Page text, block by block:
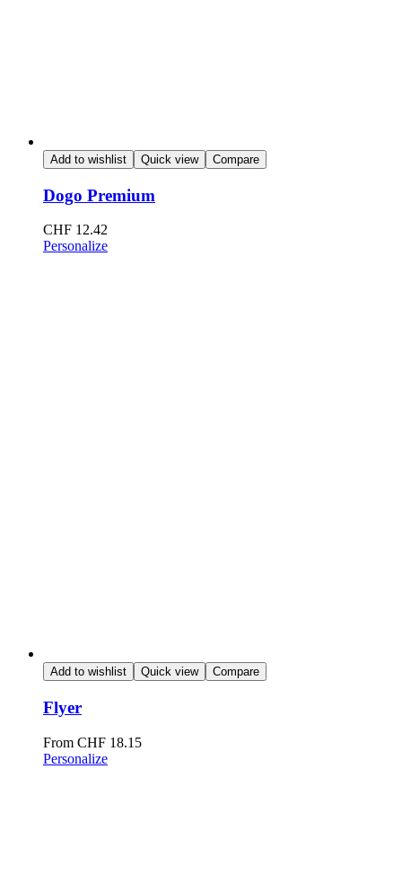
Add to wishlist Quick view Compare
Dogo Premium
CHF 12.42
Personalize
Add to wishlist Quick view Compare
Flyer
From CHF 18.15
Personalize